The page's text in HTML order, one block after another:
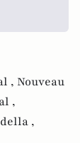
, Nouveau
,
,